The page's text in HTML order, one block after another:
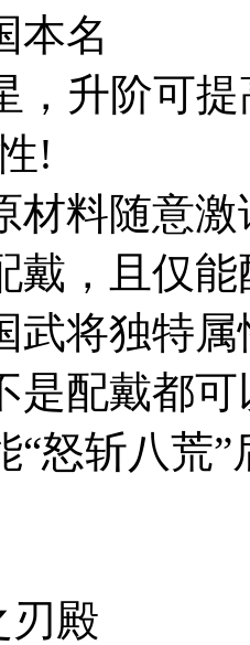
本名
，升阶可
!
材料随意
戴，且仅
武将独特
是配戴都
“怒斩八荒
刃殿